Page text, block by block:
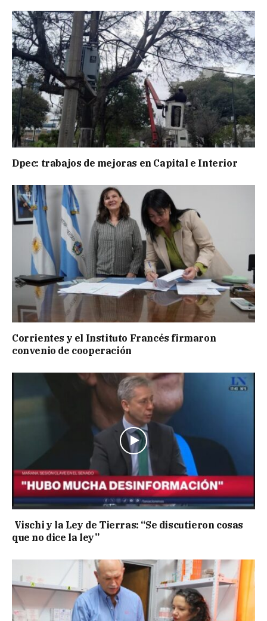
Dpec: trabajos de mejoras en Capital e Interior
Corrientes y el Instituto Francés firmaron
convenio de cooperación
Vischi y la Ley de Tierras: “Se discutieron cosas
que no dice la ley”